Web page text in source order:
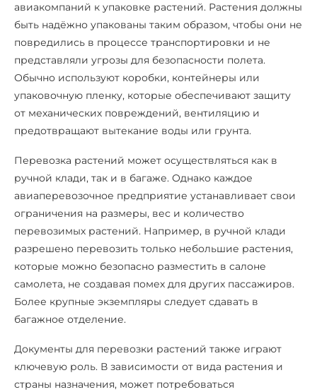
авиакомпаний к упаковке растений. Растения должны
быть надёжно упакованы таким образом, чтобы они не
повредились в процессе транспортировки и не
представляли угрозы для безопасности полета.
Обычно используют коробки, контейнеры или
упаковочную пленку, которые обеспечивают защиту
от механических повреждений, вентиляцию и
предотвращают вытекание воды или грунта.
Перевозка растений может осуществляться как в
ручной клади, так и в багаже. Однако каждое
авиаперевозочное предприятие устанавливает свои
ограничения на размеры, вес и количество
перевозимых растений. Например, в ручной клади
разрешено перевозить только небольшие растения,
которые можно безопасно разместить в салоне
самолета, не создавая помех для других пассажиров.
Более крупные экземпляры следует сдавать в
багажное отделение.
Документы для перевозки растений также играют
ключевую роль. В зависимости от вида растения и
страны назначения, может потребоваться